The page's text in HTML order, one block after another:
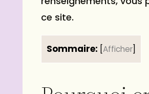
ce site.
Sommaire: [Afficher]